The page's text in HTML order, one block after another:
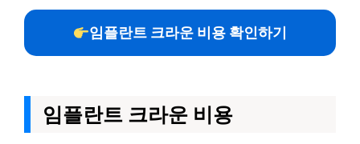
임플란트 크라운 비용 확인하기
임플란트 크라운 비용